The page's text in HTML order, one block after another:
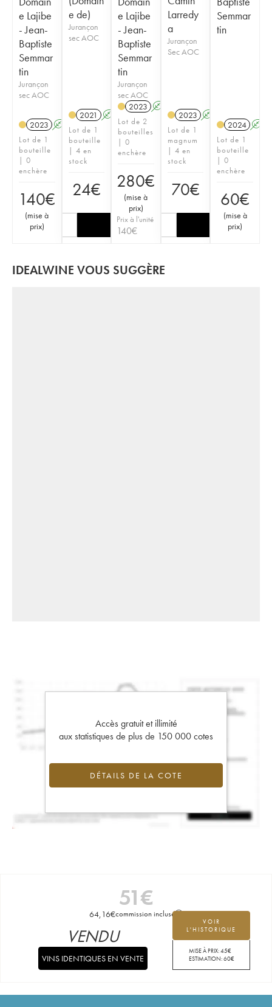
e Lajibe
- Jean-
Baptiste
Semmar
tin
Jurançon
sec AOC
2023 A
Lot de 1
bouteille
| 0
enchère
140€
(mise à
prix)
e de)
Jurançon
sec AOC
2021 A
Lot de 1
bouteille
| 4 en
stock
24€
e Lajibe
- Jean-
Baptiste
Semmar
tin
Jurançon
sec AOC
2023 A
Lot de 2
bouteilles
| 0
enchère
280€
(mise à
prix)
Prix à l'unité
140€
Larredy
a
Jurançon
Sec AOC
2023 A
Lot de 1
magnum
| 4 en
stock
70€
Semmar
tin
2024 A
Lot de 1
bouteille
| 0
enchère
60€
(mise à
prix)
IDEALWINE VOUS SUGGÈRE
Accès gratuit et illimité
aux statistiques de plus de 150 000 cotes
DÉTAILS DE LA COTE
51€
64,16€commission incluse
VOIR
L'HISTORIQUE
MISE À PRIX:45€
ESTIMATION:60€
VENDU
VINS IDENTIQUES EN VENTE